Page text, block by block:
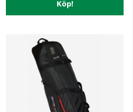
Köp!